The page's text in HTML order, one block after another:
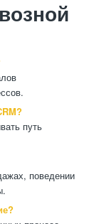
путь
поведении